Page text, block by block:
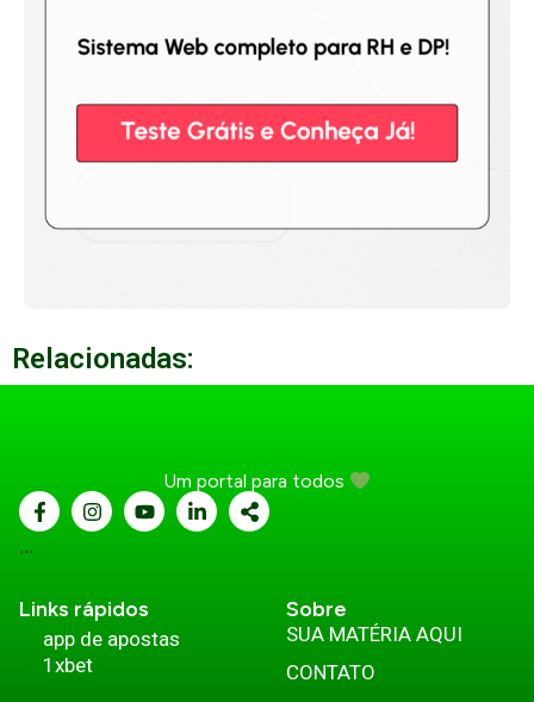
Relacionadas:
Um portal para todos
...
Links rápidos
app de apostas
1xbet
Sobre
SUA MATÉRIA AQUI
CONTATO